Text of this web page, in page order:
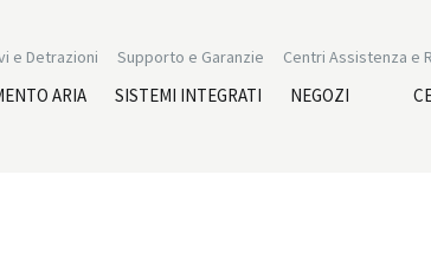
Centri Assistenza e
Supporto e Garanzie
e Detrazioni
ARIA SISTEMI INTEGRATI NEGOZI